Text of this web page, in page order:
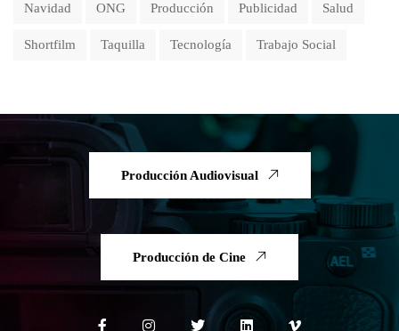
Navidad ONG Producción Publicidad Salud
Shortfilm Taquilla Tecnología Trabajo Social
Producción Audiovisual
Producción de Cine